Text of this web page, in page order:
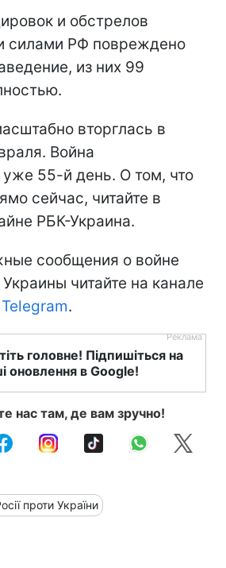
и обстрелов
силами РФ повреждено
из них 99
вторглась в
Война
55-й день. О том, что
сейчас, читайте в
РБК-Украина.
сообщения о войне
читайте на канале
Telegram.
головне! Підпишіться на
оновлення в Google!
нас там, де вам зручно!
проти України